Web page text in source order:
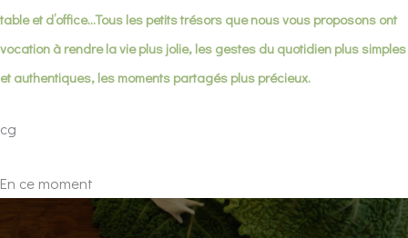
table et d’office…Tous les petits trésors que nous vous proposons ont
vocation à rendre la vie plus jolie, les gestes du quotidien plus simples
et authentiques, les moments partagés plus précieux.
cg
En ce moment